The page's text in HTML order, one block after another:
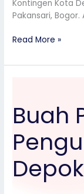
Kontingen Kota
Pakansari,
Read More »
Buah
Depok
Pengurus
Biliar
Kota
Depok